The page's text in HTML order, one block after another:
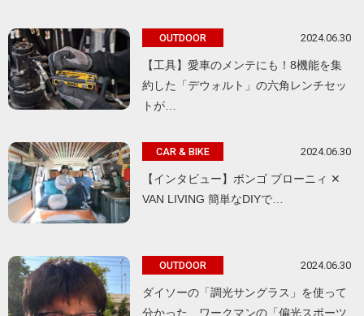
OUTDOOR 2024.06.30
【工具】愛車のメンテにも！8機能を集
約した「デウォルト」の六角レンチセッ
トが…
CAR & BIKE 2024.06.30
【インタビュー】ボンゴ ブローニィ ✕
VAN LIVING 簡単なDIYで…
OUTDOOR 2024.06.30
ダイソーの「調光サングラス」を使って
分かった、ワークマンの「偏光スポーツ